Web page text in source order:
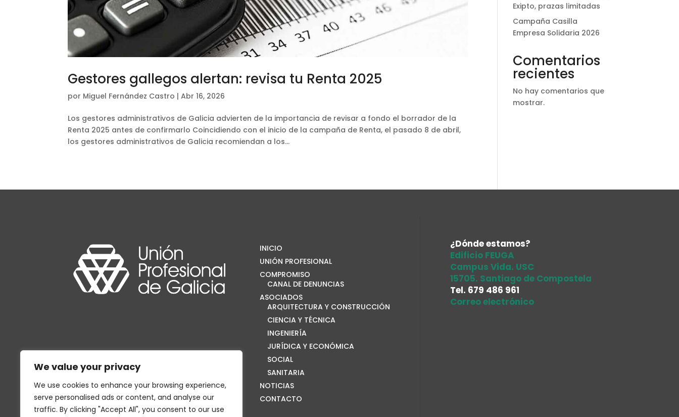
We value your privacy
We use cookies to enhance your browsing experience,
serve personalised ads or content, and analyse our
traffic. By clicking "Accept All", you consent to our use
Gestores gallegos alertan: revisa tu Renta 2025
por Miguel Fernández Castro |Abr 16, 2026
Los gestores administrativos de Galicia advierten de la importancia de revisar a fondo el borrador de la
Renta 2025 antes de confirmarlo Coincidiendo con el inicio de la campaña de Renta, el pasado 8 de abril,
los gestores administrativos de Galicia recomiendan a los...
Exipto, prazas limitadas
Campaña Casilla
Empresa Solidaria 2026
Comentarios
recientes
No hay comentarios que
mostrar.
INICIO
UNIÓN PROFESIONAL
COMPROMISO
CANAL DE DENUNCIAS
ASOCIADOS
ARQUITECTURA Y CONSTRUCCIÓN
CIENCIA Y TÉCNICA
INGENIERÍA
JURÍDICA Y ECONÓMICA
SOCIAL
SANITARIA
NOTICIAS
CONTACTO
¿Dónde estamos?
Edificio FEUGA
Campus Vida. USC
15705. Santiago de Compostela
Tel. 679 486 961
Correo electrónico